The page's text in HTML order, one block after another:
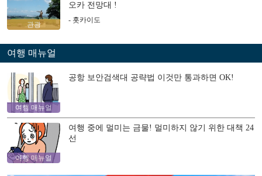
관광
오카 전망대 !
- 홋카이도
여행 매뉴얼
여행 매뉴얼
공항 보안검색대 공략법 이것만 통과하면 OK!
여행 매뉴얼
여행 중에 멀미는 금물! 멀미하지 않기 위한 대책 24
선